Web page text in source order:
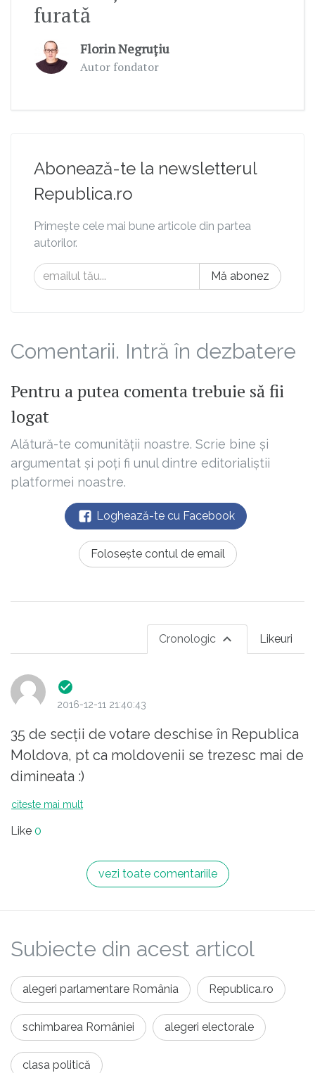
furată
Florin Negruțiu
Autor fondator
Abonează-te la newsletterul
Republica.ro
Primește cele mai bune articole din partea
autorilor.
Mă abonez
Comentarii. Intră în dezbatere
Pentru a putea comenta trebuie să fii
logat
Alătură-te comunității noastre. Scrie bine și
argumentat și poți fi unul dintre editorialiștii
platformei noastre.
Loghează-te cu Facebook
Folosește contul de email
Likeuri
Cronologic
2016-12-11 21:40:43
35 de secţii de votare deschise în Republica
Moldova, pt ca moldovenii se trezesc mai de
dimineata :)
citește mai mult
Like 0
vezi toate comentariile
Subiecte din acest articol
alegeri parlamentare România Republica.ro
schimbarea României alegeri electorale
clasa politică